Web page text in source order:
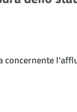
concernente